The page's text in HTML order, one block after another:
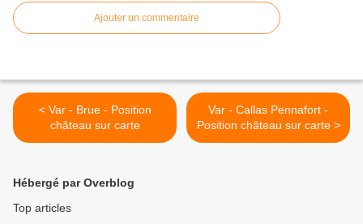
Ajouter un commentaire
< Var - Brue - Position
château sur carte
Var - Callas Pennafort -
Position château sur carte >
Hébergé par Overblog
Top articles